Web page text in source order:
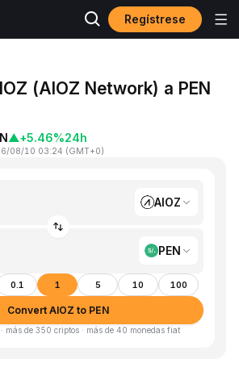
Regístrese
(AIOZ Network) a PEN
▲+5.46%24h
08/10 03:24 (GMT+0)
AIOZ
PEN
0.1 1 5 10 100
Convert AIOZ to PEN
más de 350 criptos · más de 40 monedas fiat